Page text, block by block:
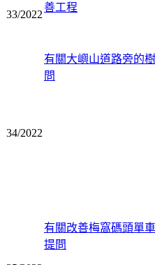
33/2022
善工程
34/2022
有關大嶼山道路旁的
問
有關改善梅窩碼頭單
提問